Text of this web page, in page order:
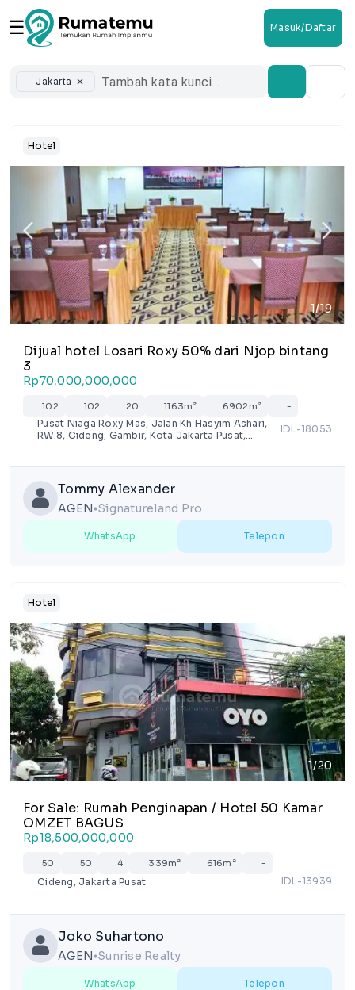
☰ Masuk/Daftar
Jakarta close
Hotel
1/19
Dijual hotel Losari Roxy 50% dari Njop bintang
3
Rp70,000,000,000
102 102 20 1163m² 6902m² -
Pusat Niaga Roxy Mas, Jalan Kh Hasyim Ashari,
RW.8, Cideng, Gambir, Kota Jakarta Pusat,
IDL-18053
Tommy Alexander
AGEN lens Signatureland Pro
WhatsApp Telepon
Hotel
1/20
For Sale: Rumah Penginapan / Hotel 50 Kamar
OMZET BAGUS
Rp18,500,000,000
50 50 4 339m² 616m² -
Cideng, Jakarta Pusat IDL-13939
Joko Suhartono
AGEN lens Sunrise Realty
WhatsApp Telepon